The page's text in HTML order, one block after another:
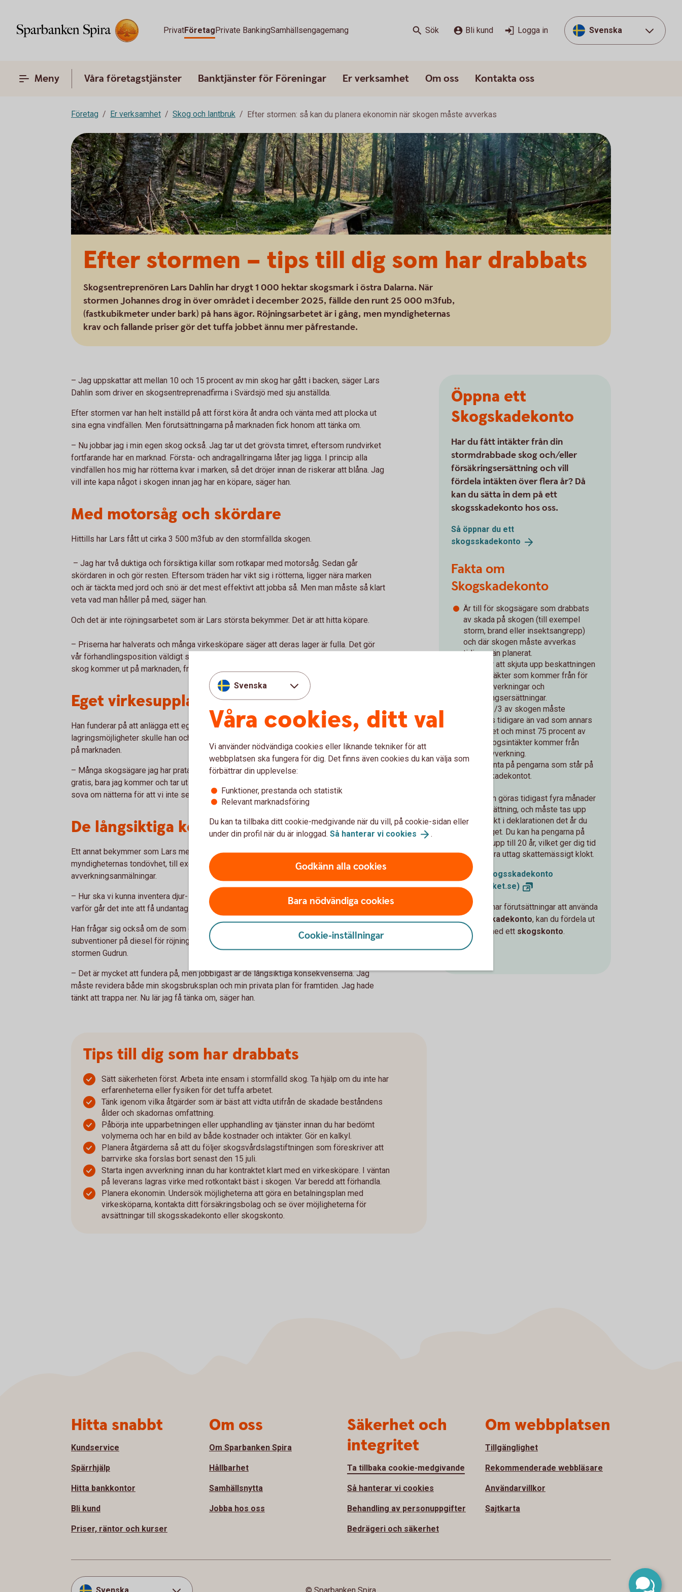
PrivatFöretagPrivate BankingSamhällsengagemang Sök Bli kund Logga in Svenska
Meny Våra företagstjänster Banktjänster för Föreningar Er verksamhet Om oss Kontakta oss
Företag Er verksamhet Skog och lantbruk Efter stormen: så kan du planera ekonomin när skogen måste avverkas
Efter stormen – tips till dig som har drabbats
Skogsentreprenören Lars Dahlin har drygt 1 000 hektar skogsmark i östra Dalarna. När
stormen Johannes drog in över området i december 2025, fällde den runt 25 000 m3fub,
(fastkubikmeter under bark) på hans ägor. Röjningsarbetet är i gång, men myndigheternas
krav och fallande priser gör det tuffa jobbet ännu mer påfrestande.
– Jag uppskattar att mellan 10 och 15 procent av min skog har gått i backen, säger Lars
Dahlin som driver en skogsentreprenadfirma i Svärdsjö med sju anställda.
Efter stormen var han helt inställd på att först köra åt andra och vänta med att plocka ut
sina egna vindfällen. Men förutsättningarna på marknaden fick honom att tänka om.
– Nu jobbar jag i min egen skog också. Jag tar ut det grövsta timret, eftersom rundvirket
fortfarande har en marknad. Första- och andragallringarna låter jag ligga. I princip alla
vindfällen hos mig har rötterna kvar i marken, så det dröjer innan de riskerar att blåna. Jag
vill inte kapa något i skogen innan jag har en köpare, säger han.
Med motorsåg och skördare
Hittills har Lars fått ut cirka 3 500 m3fub av den stormfällda skogen.
– Jag har två duktiga och försiktiga killar som rotkapar med motorsåg. Sedan går
skördaren in och gör resten. Eftersom träden har vikt sig i rötterna, ligger nära marken
och är täckta med jord och snö är det mest effektivt att jobba så. Men man måste så klart
veta vad man håller på med, säger han.
Och det är inte röjningsarbetet som är Lars största bekymmer. Det är att hitta köpare.
– Priserna har halverats och många virkesköpare säger att deras lager är fulla. Det gör
vår förhandlingsposition väldigt svag. Och hur ska det då bli i vår, när ännu mer stormfälld
skog kommer ut på marknaden, frågar han sig.
Eget virkesupplag
Han funderar på att anlägga ett eget virkesupplag, med bevattning. Med bra
lagringsmöjligheter skulle han och andra drabbade skogsägare kunna invänta en vändning
på marknaden.
– Många skogsägare jag har pratat med är uppgivna. De säger att jag får deras virke
gratis, bara jag kommer och tar ut det. Det känns inte bra. Vi är många som har svårt att
sova om nätterna för att vi inte ser hur vi ska kunna få betalt, säger han.
De långsiktiga konsekvenserna
Ett annat bekymmer som Lars menar att stormdrabbade skogsägare brottas med är
myndigheternas tondövhet, till exempel när det gäller artinventering och
avverkningsanmälningar.
– Hur ska vi kunna inventera djur- och växtlivet i en skog som ligger platt på marken? Och
varför går det inte att få undantag från sexveckorsregeln i ett katastrofområde?
Han frågar sig också om de som drabbats av Johannes och Anna kommer få
subventioner på diesel för röjningsarbete, som de småländska skogsägarna fick efter
stormen Gudrun.
– Det är mycket att fundera på, men jobbigast är de långsiktiga konsekvenserna. Jag
måste revidera både min skogsbruksplan och min privata plan för framtiden. Jag hade
tänkt att trappa ner. Nu lär jag få tänka om, säger han.
Tips till dig som har drabbats
Sätt säkerheten först. Arbeta inte ensam i stormfälld skog. Ta hjälp om du inte har
erfarenheterna eller fysiken för det tuffa arbetet.
Tänk igenom vilka åtgärder som är bäst att vidta utifrån de skadade beståndens
ålder och skadornas omfattning.
Påbörja inte upparbetningen eller upphandling av tjänster innan du har bedömt
volymerna och har en bild av både kostnader och intäkter. Gör en kalkyl.
Planera åtgärderna så att du följer skogsvårdslagstiftningen som föreskriver att
barrvirke ska forslas bort senast den 15 juli.
Starta ingen avverkning innan du har kontraktet klart med en virkesköpare. I väntan
på leverans lagras virke med rotkontakt bäst i skogen. Var beredd att förhandla.
Planera ekonomin. Undersök möjligheterna att göra en betalningsplan med
virkesköparna, kontakta ditt försäkringsbolag och se över möjligheterna för
avsättningar till skogsskadekonto eller skogskonto.
Öppna ett
Skogskadekonto
Har du fått intäkter från din
stormdrabbade skog och/eller
försäkringsersättning och vill
fördela intäkten över flera år? Då
kan du sätta in dem på ett
skogsskadekonto hos oss.
Så öppnar du ett
skogsskadekonto
Fakta om
Skogskadekonto
Är till för skogsägare som drabbats
av skada på skogen (till exempel
storm, brand eller insektsangrepp)
och där skogen måste avverkas
tidigare än planerat.
Syftet är att skjuta upp beskattningen
av de intäkter som kommer från för
tidiga avverkningar och
försäkringsersättningar.
Mer än 1/3 av skogen måste
avverkas tidigare än vad som annars
varit fallet och minst 75 procent av
årets skogsintäkter kommer från
sådan avverkning.
Bättre ränta på pengarna som står på
Skogsskadekontot.
Uttag kan göras tidigast fyra månader
efter insättning, och måste tas upp
som intäkt i deklarationen det år du
gör uttaget. Du kan ha pengarna på
kontot i upp till 20 år, vilket ger dig tid
att planera uttag skattemässigt klokt.
Mer om Skogsskadekonto
(skatteverket.se)
Om du inte har förutsättningar att använda
ett
skogsskadekonto, kan du fördela ut
intäkterna med ett skogskonto.
Svenska
Våra cookies, ditt val
Vi använder nödvändiga cookies eller liknande tekniker för att
webbplatsen ska fungera för dig. Det finns även cookies du kan välja som
förbättrar din upplevelse:
Funktioner, prestanda och statistik
Relevant marknadsföring
Du kan ta tillbaka ditt cookie-medgivande när du vill, på cookie-sidan eller
under din profil när du är inloggad. Så hanterar vi cookies .
Godkänn alla cookies
Bara nödvändiga cookies
Cookie-inställningar
Hitta snabbt
Kundservice
Spärrhjälp
Hitta bankkontor
Bli kund
Priser, räntor och kurser
Om oss
Om Sparbanken Spira
Hållbarhet
Samhällsnytta
Jobba hos oss
Säkerhet och
integritet
Ta tillbaka cookie-medgivande
Så hanterar vi cookies
Behandling av personuppgifter
Bedrägeri och säkerhet
Om webbplatsen
Tillgänglighet
Rekommenderade webbläsare
Användarvillkor
Sajtkarta